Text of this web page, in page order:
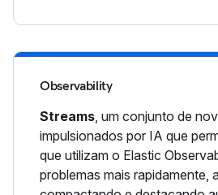
Observability
Streams , um conjunto de
impulsionados por IA que
que utilizam o Elastic
problemas mais rapidamente,